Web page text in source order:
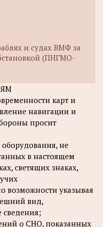
и судах ВМФ за
(ПНГМО-
карт и
навигации и
просит
оборудования, не
в настоящем
светящих знаках,
возможности указывая
вид,
сведения;
о СНО, показанных